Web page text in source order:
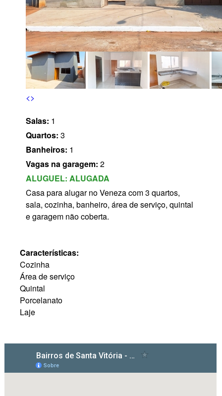
<>
Salas: 1
Quartos: 3
Banheiros: 1
Vagas na garagem: 2
ALUGUEL: ALUGADA
Casa para alugar no Veneza com 3 quartos,
sala, cozinha, banheiro, área de serviço, quintal
e garagem não coberta.
Características:
Cozinha
Área de serviço
Quintal
Porcelanato
Laje